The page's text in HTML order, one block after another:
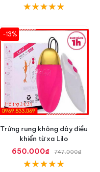
-13%
Trứng rung không dây điều
khiển từ xa Lilo
650.000₫
747.000₫